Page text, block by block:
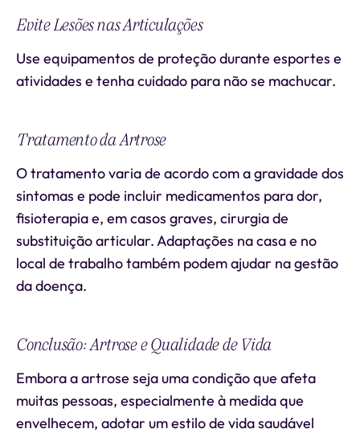
Evite Lesões nas Articulações
Use equipamentos de proteção durante esportes e
atividades e tenha cuidado para não se machucar.
Tratamento da Artrose
O tratamento varia de acordo com a gravidade dos
sintomas e pode incluir medicamentos para dor,
fisioterapia e, em casos graves, cirurgia de
substituição articular. Adaptações na casa e no
local de trabalho também podem ajudar na gestão
da doença.
Conclusão: Artrose e Qualidade de Vida
Embora a artrose seja uma condição que afeta
muitas pessoas, especialmente à medida que
envelhecem, adotar um estilo de vida saudável